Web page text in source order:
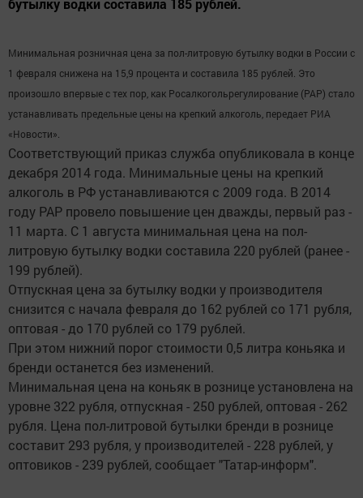
бутылку водки составила 185 рублей.
Минимальная розничная цена за пол-литровую бутылку водки в России с
1 февраля снижена на 15,9 процента и составила 185 рублей. Это
произошло впервые с тех пор, как Росалкогольрегулирование (РАР) стало
устанавливать предельные цены на крепкий алкоголь, передает РИА
«Новости».
Соответствующий приказ служба опубликовала в конце
декабря 2014 года. Минимальные цены на крепкий
алкоголь в РФ устанавливаются с 2009 года. В 2014
году РАР провело повышение цен дважды, первый раз -
11 марта. С 1 августа минимальная цена на пол-
литровую бутылку водки составила 220 рублей (ранее -
199 рублей).
Отпускная цена за бутылку водки у производителя
снизится с начала февраля до 162 рублей со 171 рубля,
оптовая - до 170 рублей со 179 рублей.
При этом нижний порог стоимости 0,5 литра коньяка и
бренди останется без изменений.
Минимальная цена на коньяк в рознице установлена на
уровне 322 рубля, отпускная - 250 рублей, оптовая - 262
рубля. Цена пол-литровой бутылки бренди в рознице
составит 293 рубля, у производителей - 228 рублей, у
оптовиков - 239 рублей, сообщает "Татар-информ".